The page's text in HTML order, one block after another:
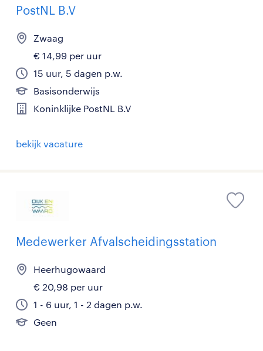
PostNL B.V
Zwaag
€ 14,99 per uur
15 uur, 5 dagen p.w.
Basisonderwijs
Koninklijke PostNL B.V
bekijk vacature
Medewerker Afvalscheidingsstation
Heerhugowaard
€ 20,98 per uur
1 - 6 uur, 1 - 2 dagen p.w.
Geen